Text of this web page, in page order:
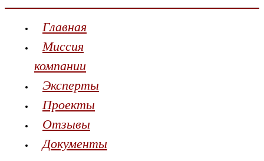
Главная
Миссия
компании
Эксперты
Проекты
Отзывы
Документы